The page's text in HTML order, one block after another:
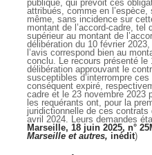
publique, qui prévoit ces
attribués, comme en
même, sans incidence sur
montant de l’accord-cadre, tel
supérieur au montant de
délibération du 10 février
l’avis correspond bien au
conclu. Le recours présenté le
délibération approuvant le
susceptibles d’interrompre
conséquent expiré,
cadre et le 23 novembre 2023
les requérants ont, pour la
juridictionnelle de ces contrats
avril 2024. Leurs demandes
Marseille, 18 juin 2025, n°
Marseille et autres, inédit)